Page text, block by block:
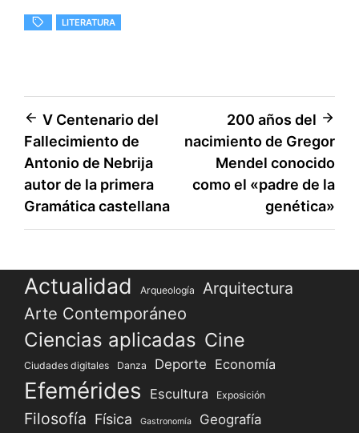
LITERATURA
Navegación
de
entradas
V Centenario del
Fallecimiento de
Antonio de Nebrija
autor de la primera
Gramática castellana
200 años del
nacimiento de Gregor
Mendel conocido
como el «padre de la
genética»
Actualidad Arqueología Arquitectura
Arte Contemporáneo
Ciencias aplicadas Cine
Ciudades digitales Danza Deporte Economía
Efemérides Escultura Exposición
Filosofía Física Gastronomía Geografía